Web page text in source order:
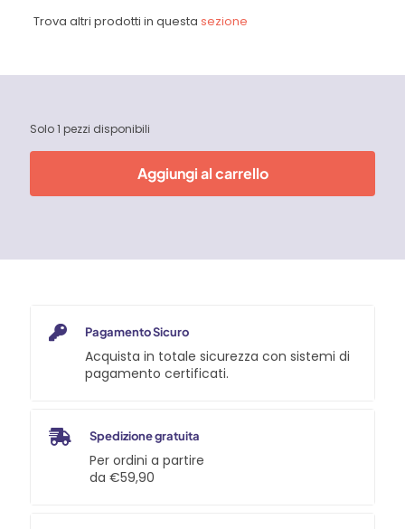
Trova altri prodotti in questa sezione
Solo 1 pezzi disponibili
Aggiungi al carrello
Pagamento Sicuro
Acquista in totale sicurezza con sistemi di
pagamento certificati.
Spedizione gratuita
Per ordini a partire
da €59,90